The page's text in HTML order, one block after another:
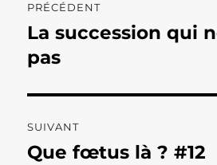
de
l’article
PRÉCÉDENT
Publication
précédente :
La succession qui
pas
SUIVANT
Publication
Que fœtus là ? #12